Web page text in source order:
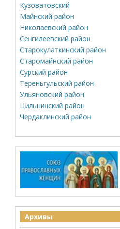
Кузоватовский
Майнский район
Николаевский район
Сенгилеевский район
Старокулаткинский район
Старомайнский район
Сурский район
Тереньгульский район
Ульяновский район
Цильнинский район
Чердаклинский район
Архивы